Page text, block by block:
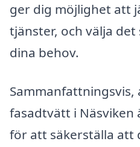
ger dig möjlighet att
tjänster, och välja
dina behov.
Sammanfattningsvis,
fasadtvätt i Näsviken
för att säkerställa att